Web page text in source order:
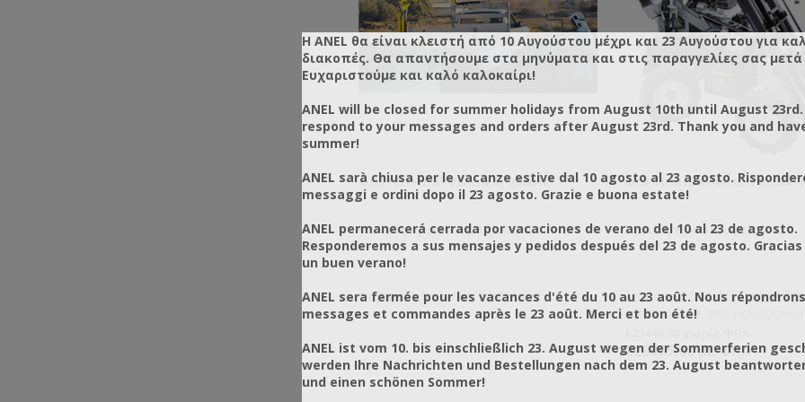
ΦΟΡΤΩΤΉΣ ΚΥΨΕΛΏΝ AJ-2006HR
Κωδικός προϊόντος: AJ-2006HR
Φορτωτής Κυψελών AJ-2006HR
ΦΟΡΤΩΤΉΣ ΚΥΨΕΛΏΝ BONAPI
Κωδικός προϊόντος: IZ65052
Το Bonapi 500,
αναπτύχθηκε από
εύκολο στην οδήγηση, το
έχει σχεδιαστεί για να
€29065,60 με ΦΠΑ
Η ANEL θα είναι κλειστή από 10 Αυγούστου μέχρι και 23 Αυγούστου για
διακοπές. Θα απαντήσουμε στα μηνύματα και στις παραγγελίες σας μετά
Ευχαριστούμε και καλό καλοκαίρι!
ANEL will be closed for summer holidays from August 10th until August
respond to your messages and orders after August 23rd. Thank you and
summer!
ANEL sarà chiusa per le vacanze estive dal 10 agosto al 23 agosto.
messaggi e ordini dopo il 23 agosto. Grazie e buona estate!
ANEL permanecerá cerrada por vacaciones de verano del 10 al 23 de agosto.
Responderemos a sus mensajes y pedidos después del 23 de agosto.
un buen verano!
ANEL sera fermée pour les vacances d'été du 10 au 23 août. Nous
messages et commandes après le 23 août. Merci et bon été!
ANEL ist vom 10. bis einschließlich 23. August wegen der Sommerferien
werden Ihre Nachrichten und Bestellungen nach dem 23. August
und einen schönen Sommer!